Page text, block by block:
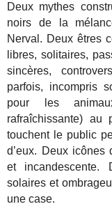
Deux mythes
noirs de la
Nerval. Deux êtres
libres, solitaires,
sincères,
parfois, incompris
pour les
rafraîchissante) au
touchent le public
d’eux. Deux icônes
et incandescente.
solaires et
une case.